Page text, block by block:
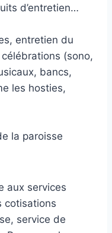
d’entretien…
entretien du
(sono,
bancs,
les hosties,
la paroisse
aux services
cotisations
service de